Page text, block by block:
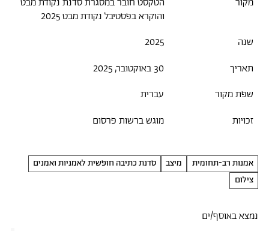
והוקרא בפסטיבל נקודת מבט 2025
שנה
2025
תאריך
30 באוקטובר, 2025
שפת מקור
עברית
זכויות
מוגש ברשות פרסום
אמנות רב-תחומית מיצב
סדנת כתיבה חופשית לאמניות ואמנים
צילום
נמצא באוסף/ים